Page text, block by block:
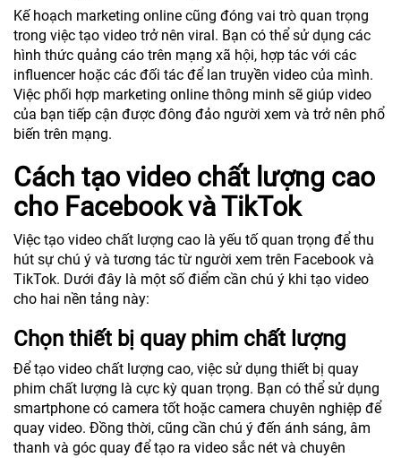
Kế hoạch marketing online cũng đóng vai trò quan trọng
trong việc tạo video trở nên viral. Bạn có thể sử dụng các
hình thức quảng cáo trên mạng xã hội, hợp tác với các
influencer hoặc các đối tác để lan truyền video của mình.
Việc phối hợp marketing online thông minh sẽ giúp video
của bạn tiếp cận được đông đảo người xem và trở nên phổ
biến trên mạng.
Cách tạo video chất lượng cao
cho Facebook và TikTok
Việc tạo video chất lượng cao là yếu tố quan trọng để thu
hút sự chú ý và tương tác từ người xem trên Facebook và
TikTok. Dưới đây là một số điểm cần chú ý khi tạo video
cho hai nền tảng này:
Chọn thiết bị quay phim chất lượng
Để tạo video chất lượng cao, việc sử dụng thiết bị quay
phim chất lượng là cực kỳ quan trọng. Bạn có thể sử dụng
smartphone có camera tốt hoặc camera chuyên nghiệp để
quay video. Đồng thời, cũng cần chú ý đến ánh sáng, âm
thanh và góc quay để tạo ra video sắc nét và chuyên